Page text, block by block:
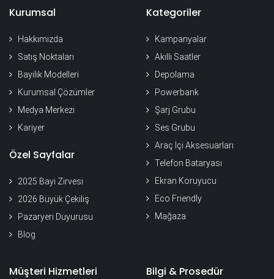
Kurumsal
Hakkımızda
Satış Noktaları
Bayilik Modelleri
Kurumsal Çözümler
Medya Merkezi
Kariyer
Özel Sayfalar
2025 Bayi Zirvesi
2026 Büyük Çekiliş
Pazaryeri Duyurusu
Blog
Kategoriler
Kampanyalar
Akıllı Saatler
Depolama
Powerbank
Şarj Grubu
Ses Grubu
Araç İçi Aksesuarları
Telefon Bataryası
Ekran Koruyucu
Eco Friendly
Mağaza
Müşteri Hizmetleri Bilgi & Prosedür